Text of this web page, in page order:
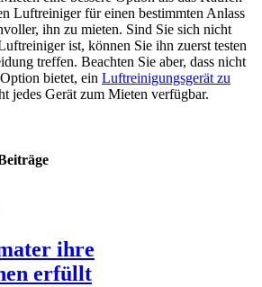
Luftreiniger für einen bestimmten Anlass
ihn zu mieten. Sind Sie sich nicht
ist, können Sie ihn zuerst testen
treffen. Beachten Sie aber, dass nicht
bietet, ein Luftreinigungsgerät zu
jedes Gerät zum Mieten verfügbar.
ihre
erfüllt